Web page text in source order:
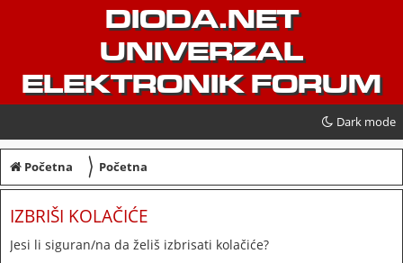
DIODA.NET
UNIVERZAL
ELEKTRONIK FORUM
Dark mode
Početna 〉 Početna
IZBRIŠI KOLAČIĆE
Jesi li siguran/na da želiš izbrisati kolačiće?